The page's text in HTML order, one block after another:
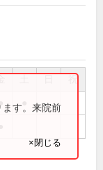
祝
●
す。来院前
×閉じる